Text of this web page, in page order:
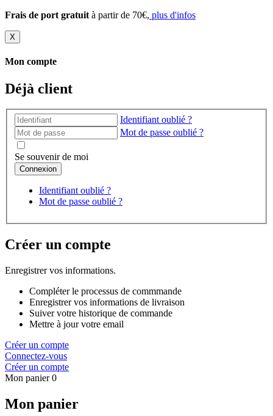
Frais de port gratuit à partir de 70€, plus d'infos
X
Mon compte
Déjà client
Identifiant oublié ?
Mot de passe oublié ?
Se souvenir de moi
Identifiant oublié ?
Mot de passe oublié ?
Créer un compte
Enregistrer vos informations.
Compléter le processus de commmande
Enregistrer vos informations de livraison
Suiver votre historique de commande
Mettre à jour votre email
Créer un compte
Connectez-vous
Créer un compte
Mon panier 0
Mon panier